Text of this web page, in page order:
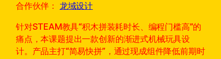
合作伙伴： 龙域设计
针对STEAM教具“积木拼装耗时长、编程门槛高”的
痛点，本课题提出一款创新的渐进式机械玩具设
计。产品主打“简易快拼”，通过现成组件降低前期时